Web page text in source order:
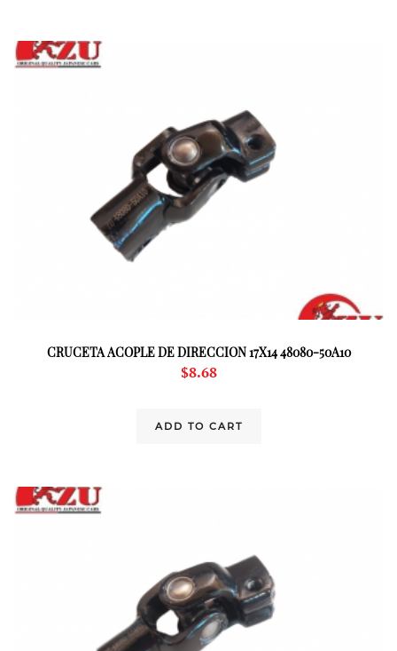
CRUCETA ACOPLE DE DIRECCION 17X14 48080-50A10
$8.68
ADD TO CART